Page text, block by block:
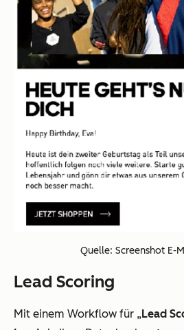
Quelle: Screenshot E-
Lead Scoring
Mit einem Workflow für „Lead